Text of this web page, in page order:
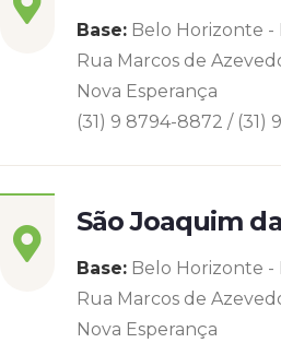
Base: Belo Horizonte -
Rua Marcos de
Nova Esperança
(31) 9 8794-8872 / (31)
São Joaquim
Base: Belo Horizonte -
Rua Marcos de
Nova Esperança